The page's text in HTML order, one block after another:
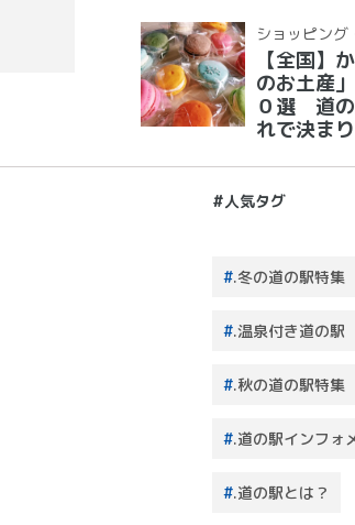
ショッピング
【全国】
のお土産
０選 道の
れで決まり
#人気タグ
.冬の道の駅特集
.温泉付き道の駅
.秋の道の駅特集
.道の駅インフォ
.道の駅とは？